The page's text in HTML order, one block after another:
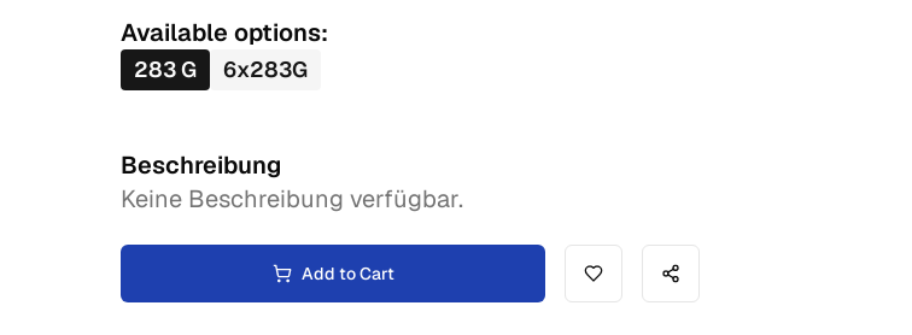
Available options:
283G 6x283G
Beschreibung
Keine Beschreibung verfügbar.
Add to Cart